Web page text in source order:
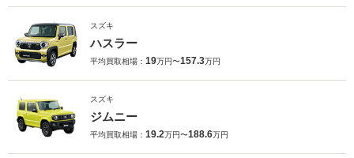
スズキ
ハスラー
平均買取相場： 19万円〜157.3万円
スズキ
ジムニー
平均買取相場： 19.2万円〜188.6万円